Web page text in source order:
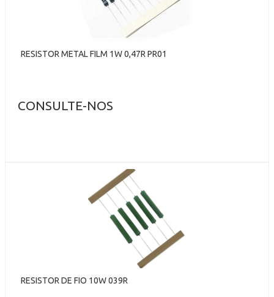
RESISTOR METAL FILM 1W 0,47R PR01
CONSULTE-NOS
RESISTOR DE FIO 10W 039R